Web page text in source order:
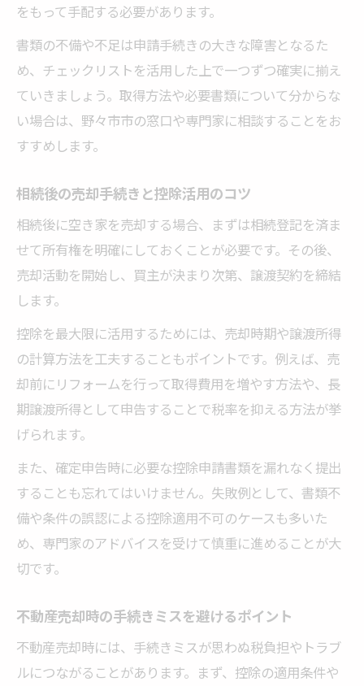
をもって手配する必要があります。
書類の不備や不足は申請手続きの大きな障害となるた
め、チェックリストを活用した上で一つずつ確実に揃え
ていきましょう。取得方法や必要書類について分からな
い場合は、野々市市の窓口や専門家に相談することをお
すすめします。
相続後の売却手続きと控除活用のコツ
相続後に空き家を売却する場合、まずは相続登記を済ま
せて所有権を明確にしておくことが必要です。その後、
売却活動を開始し、買主が決まり次第、譲渡契約を締結
します。
控除を最大限に活用するためには、売却時期や譲渡所得
の計算方法を工夫することもポイントです。例えば、売
却前にリフォームを行って取得費用を増やす方法や、長
期譲渡所得として申告することで税率を抑える方法が挙
げられます。
また、確定申告時に必要な控除申請書類を漏れなく提出
することも忘れてはいけません。失敗例として、書類不
備や条件の誤認による控除適用不可のケースも多いた
め、専門家のアドバイスを受けて慎重に進めることが大
切です。
不動産売却時の手続きミスを避けるポイント
不動産売却時には、手続きミスが思わぬ税負担やトラブ
ルにつながることがあります。まず、控除の適用条件や